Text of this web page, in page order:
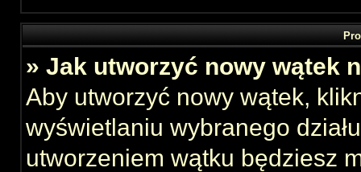
» Jak utworzyć nowy wątek
Aby utworzyć nowy wątek,
wyświetlaniu wybranego
utworzeniem wątku będziesz